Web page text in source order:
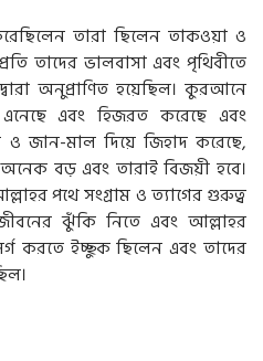
তারা ছিলেন তাকওয়া ও
তাদের ভালবাসা এবং পৃথিবীতে
অনুপ্রাণিত হয়েছিল। কুরআনে
এবং হিজরত করেছে এবং
জান-মাল দিয়ে জিহাদ করেছে,
বড় এবং তারাই বিজয়ী হবে।
পথে সংগ্রাম ও ত্যাগের গুরুত্ব
ঝুঁকি নিতে এবং আল্লাহর
করতে ইচ্ছুক ছিলেন এবং তাদের